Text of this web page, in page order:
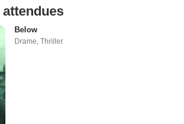
Below
Drame,Thriller